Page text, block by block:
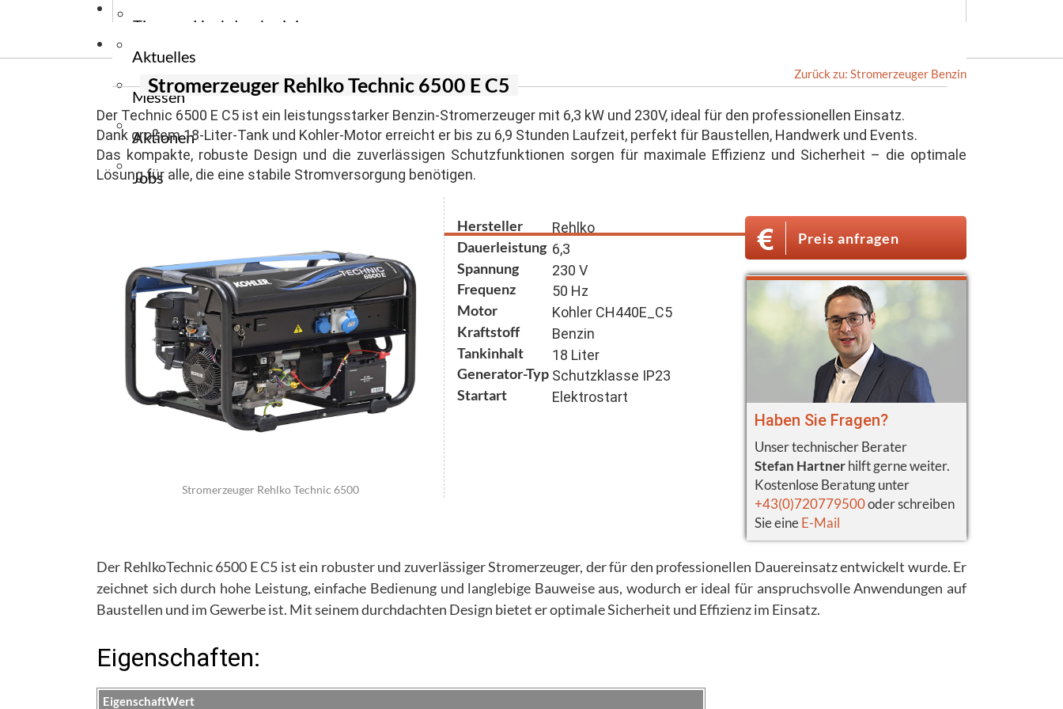
Tipps zu Hochdruckreiniger
Tipps zu Reinigungsmaschinen
Tipps zu Flurfördergeräte
Tipps zu Unkrautbekämpfung
Aktuelles
Messen
Aktionen
Jobs
Zurück zu: Stromerzeuger Benzin
Stromerzeuger Rehlko Technic 6500 E C5
Der Technic 6500 E C5 ist ein leistungsstarker Benzin-Stromerzeuger mit 6,3 kW und 230V, ideal für den professionellen Einsatz.
Dank großem 18-Liter-Tank und Kohler-Motor erreicht er bis zu 6,9 Stunden Laufzeit, perfekt für Baustellen, Handwerk und Events.
Das kompakte, robuste Design und die zuverlässigen Schutzfunktionen sorgen für maximale Effizienz und Sicherheit – die optimale
Lösung für alle, die eine stabile Stromversorgung benötigen.
Stromerzeuger Rehlko Technic 6500
Hersteller Rehlko
Dauerleistung 6,3
Spannung 230 V
Frequenz 50 Hz
Motor Kohler CH440E_C5
Kraftstoff Benzin
Tankinhalt 18 Liter
Generator-Typ Schutzklasse IP23
Startart Elektrostart
Preis anfragen
Haben Sie Fragen?
Unser technischer Berater
Stefan Hartnerhilft gerne weiter.
Kostenlose Beratung unter
+43(0)720779500oder schreiben
Sie eineE-Mail
Der RehlkoTechnic 6500 E C5 ist ein robuster und zuverlässiger Stromerzeuger, der für den professionellen Dauereinsatz entwickelt wurde. Er
zeichnet sich durch hohe Leistung, einfache Bedienung und langlebige Bauweise aus, wodurch er ideal für anspruchsvolle Anwendungen auf
Baustellen und im Gewerbe ist. Mit seinem durchdachten Design bietet er optimale Sicherheit und Effizienz im Einsatz.
Eigenschaften:
EigenschaftWert